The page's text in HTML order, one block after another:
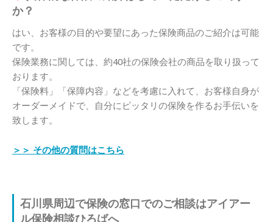
か？
はい、お客様の目的や要望にあった保険商品のご紹介は可能
です。
保険業務に関しては、約40社の保険会社の商品を取り扱って
おります。
「保険料」「保障内容」などを考慮に入れて、お客様自身が
オーダーメイドで、自分にピッタリの保険を作るお手伝いを
致します。
＞＞ その他の質問はこちら
石川県周辺で保険の窓口でのご相談はアイアー
ル保険相談ひろばへ